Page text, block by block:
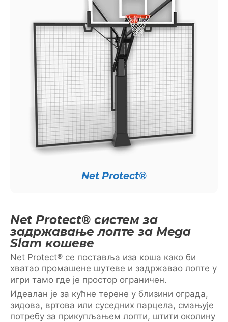
Net Protect®
Net Protect® систем за
задржавање лопте за Mega
Slam кошеве
Net Protect® се поставља иза коша како би
хватао промашене шутеве и задржавао лопте у
игри тамо где је простор ограничен.
Идеалан је за кућне терене у близини ограда,
зидова, вртова или суседних парцела, смањује
потребу за прикупљањем лопти, штити околину